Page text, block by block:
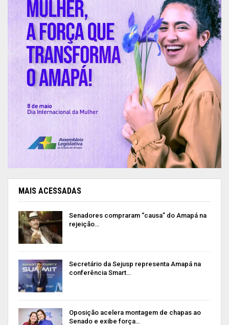
MAIS ACESSADAS
Senadores compraram “causa” do Amapá na
rejeição…
Secretário da Sejusp representa Amapá na
conferência Smart…
Oposição acelera montagem de chapas ao
Senado e exibe força…